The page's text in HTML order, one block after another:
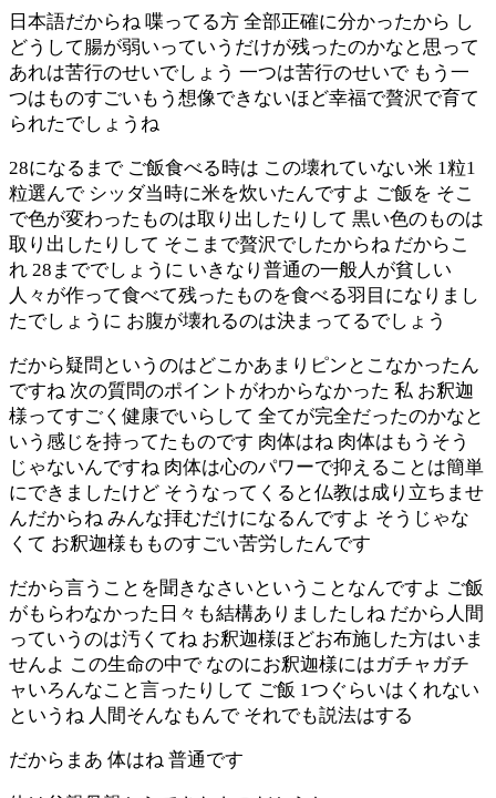
日本語だからね 喋ってる方 全部正確に分かったから し
どうして腸が弱いっていうだけが残ったのかなと思って
あれは苦行のせいでしょう 一つは苦行のせいで もう一
つはものすごいもう想像できないほど幸福で贅沢で育て
られたでしょうね
28になるまで ご飯食べる時は この壊れていない米 1粒1
粒選んで シッダ当時に米を炊いたんですよ ご飯を そこ
で色が変わったものは取り出したりして 黒い色のものは
取り出したりして そこまで贅沢でしたからね だからこ
れ 28まででしょうに いきなり普通の一般人が貧しい
人々が作って食べて残ったものを食べる羽目になりまし
たでしょうに お腹が壊れるのは決まってるでしょう
だから疑問というのはどこかあまりピンとこなかったん
ですね 次の質問のポイントがわからなかった 私 お釈迦
様ってすごく健康でいらして 全てが完全だったのかなと
いう感じを持ってたものです 肉体はね 肉体はもうそう
じゃないんですね 肉体は心のパワーで抑えることは簡単
にできましたけど そうなってくると仏教は成り立ちませ
んだからね みんな拝むだけになるんですよ そうじゃな
くて お釈迦様もものすごい苦労したんです
だから言うことを聞きなさいということなんですよ ご飯
がもらわなかった日々も結構ありましたしね だから人間
っていうのは汚くてね お釈迦様ほどお布施した方はいま
せんよ この生命の中で なのにお釈迦様にはガチャガチ
ャいろんなこと言ったりして ご飯 1つぐらいはくれない
というね 人間そんなもんで それでも説法はする
だからまあ 体はね 普通です